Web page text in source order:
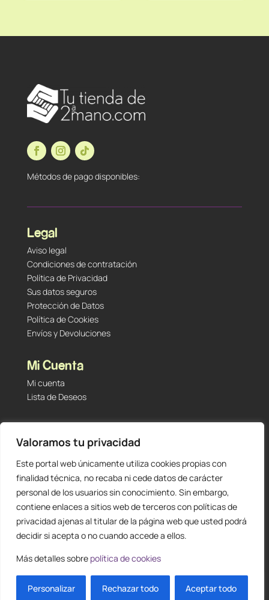
Valoramos tu privacidad
Este portal web únicamente utiliza cookies propias con
finalidad técnica, no recaba ni cede datos de carácter
personal de los usuarios sin conocimiento. Sin embargo,
contiene enlaces a sitios web de terceros con políticas de
privacidad ajenas al titular de la página web que usted podrá
decidir si acepta o no cuando accede a ellos.
Más detalles sobre política de cookies
Personalizar Rechazar todo Aceptar todo
Métodos de pago disponibles:
Legal
Aviso legal
Condiciones de contratación
Política de Privacidad
Sus datos seguros
Protección de Datos
Política de Cookies
Envíos y Devoluciones
Mi Cuenta
Mi cuenta
Lista de Deseos
Tu Tienda de Segunda Mano, Sambara #101 (Madrid,
28027 – España)
912 60 05 55 |+34 601 23 09 14
info@staging.tutiendadesegundamano.com
Diseño y creación web byPublydea© |Todos los derechos reservados
ES